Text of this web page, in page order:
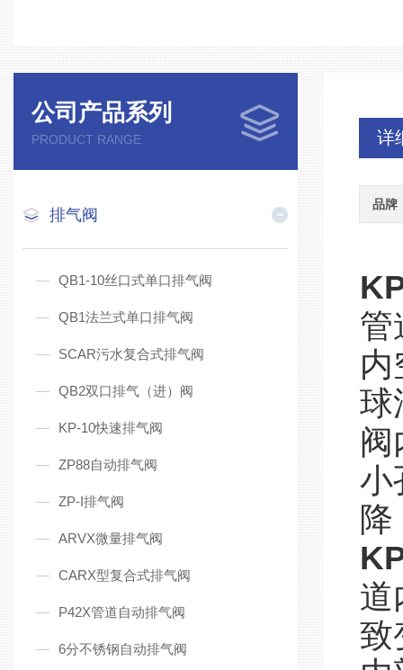
公司产品系列
PRODUCT RANGE
排气阀
QB1-10丝口式单口排气阀
QB1法兰式单口排气阀
SCAR污水复合式排气阀
QB2双口排气（进）阀
KP-10快速排气阀
ZP88自动排气阀
ZP-I排气阀
ARVX微量排气阀
CARX型复合式排气阀
P42X管道自动排气阀
6分不锈钢自动排气阀
详
品牌
管
球
阀
小
道
致